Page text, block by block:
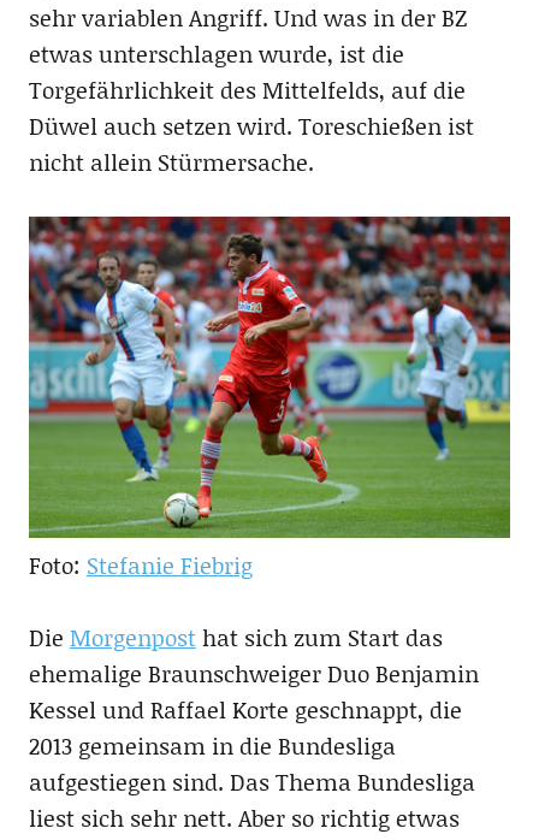
sehr variablen Angriff. Und was in der BZ
etwas unterschlagen wurde, ist die
Torgefährlichkeit des Mittelfelds, auf die
Düwel auch setzen wird. Toreschießen ist
nicht allein Stürmersache.
Foto: Stefanie Fiebrig
Die Morgenposthat sich zum Start das
ehemalige Braunschweiger Duo Benjamin
Kessel und Raffael Korte geschnappt, die
2013 gemeinsam in die Bundesliga
aufgestiegen sind. Das Thema Bundesliga
liest sich sehr nett. Aber so richtig etwas